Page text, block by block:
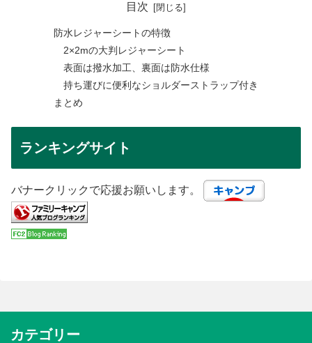
目次
防水レジャーシートの特徴
2×2mの大判レジャーシート
表面は撥水加工、裏面は防水仕様
持ち運びに便利なショルダーストラップ付き
まとめ
ランキングサイト
バナークリックで応援お願いします。
カテゴリー